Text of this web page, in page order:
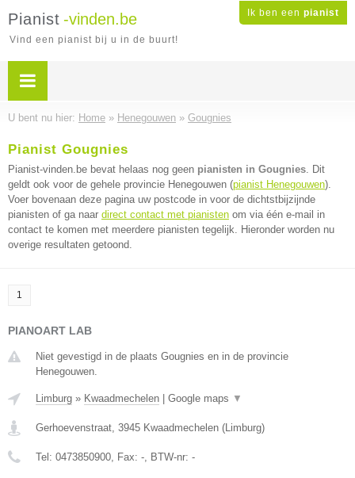
Ik ben een pianist
Pianist -vinden.be
Vind een pianist bij u in de buurt!
U bent nu hier: Home » Henegouwen » Gougnies
Pianist Gougnies
Pianist-vinden.be bevat helaas nog geen pianisten in Gougnies. Dit
geldt ook voor de gehele provincie Henegouwen (pianist Henegouwen).
Voer bovenaan deze pagina uw postcode in voor de dichtstbijzijnde
pianisten of ga naar direct contact met pianisten om via één e-mail in
contact te komen met meerdere pianisten tegelijk. Hieronder worden nu
overige resultaten getoond.
1
PIANOART LAB
Niet gevestigd in de plaats Gougnies en in de provincie
Henegouwen.
Limburg » Kwaadmechelen Google maps ▼
Gerhoevenstraat, 3945 Kwaadmechelen (Limburg)
Tel: 0473850900, Fax: -, BTW-nr: -